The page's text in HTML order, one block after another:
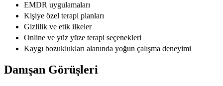
EMDR uygulamaları
Kişiye özel terapi planları
Gizlilik ve etik ilkeler
Online ve yüz yüze terapi seçenekleri
Kaygı bozuklukları alanında yoğun çalışma deneyimi
Danışan Görüşleri